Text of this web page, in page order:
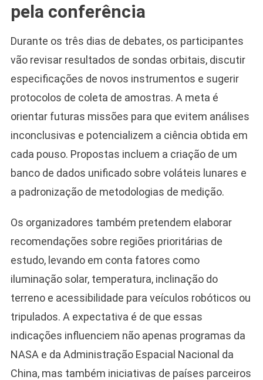
pela conferência
Durante os três dias de debates, os participantes
vão revisar resultados de sondas orbitais, discutir
especificações de novos instrumentos e sugerir
protocolos de coleta de amostras. A meta é
orientar futuras missões para que evitem análises
inconclusivas e potencializem a ciência obtida em
cada pouso. Propostas incluem a criação de um
banco de dados unificado sobre voláteis lunares e
a padronização de metodologias de medição.
Os organizadores também pretendem elaborar
recomendações sobre regiões prioritárias de
estudo, levando em conta fatores como
iluminação solar, temperatura, inclinação do
terreno e acessibilidade para veículos robóticos ou
tripulados. A expectativa é de que essas
indicações influenciem não apenas programas da
NASA e da Administração Espacial Nacional da
China, mas também iniciativas de países parceiros